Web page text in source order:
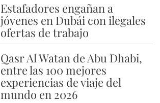
Estafadores engañan a
jóvenes en Dubái con ilegales
ofertas de trabajo
Qasr Al Watan de Abu Dhabi,
entre las 100 mejores
experiencias de viaje del
mundo en 2026